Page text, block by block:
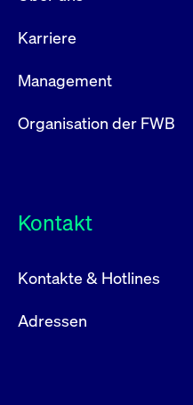
Karriere
Management
Organisation der FWB
Kontakt
Kontakte & Hotlines
Adressen